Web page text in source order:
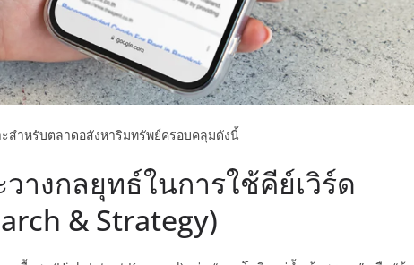
ะสำหรับตลาดอสังหาริมทรัพย์ครอบคลุมดังนี้
างกลยุทธ์ในการใช้คีย์เวิร์ด
& Strategy)